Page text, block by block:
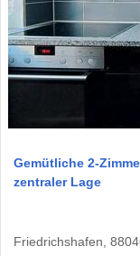
Gemütliche 2-
zentraler Lage
Friedrichshafen,